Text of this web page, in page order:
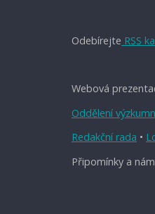
Odebírejte RSS
Webová
Oddělení
Redakční rada •
Připomínky a